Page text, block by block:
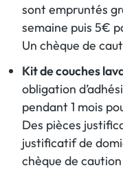
sont empruntés
semaine puis 5€
Un chèque de
Kit de couches
obligation
pendant 1 mois
Des pièces
justificatif de
chèque de